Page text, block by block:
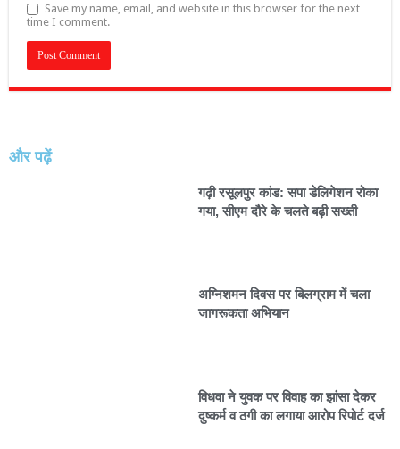
Save my name, email, and website in this browser for the next
time I comment.
और पढ़ें
गढ़ी रसूलपुर कांड: सपा डेलिगेशन रोका
गया, सीएम दौरे के चलते बढ़ी सख्ती
अग्निशमन दिवस पर बिलग्राम में चला
जागरूकता अभियान
विधवा ने युवक पर विवाह का झांसा देकर
दुष्कर्म व ठगी का लगाया आरोप रिपोर्ट दर्ज